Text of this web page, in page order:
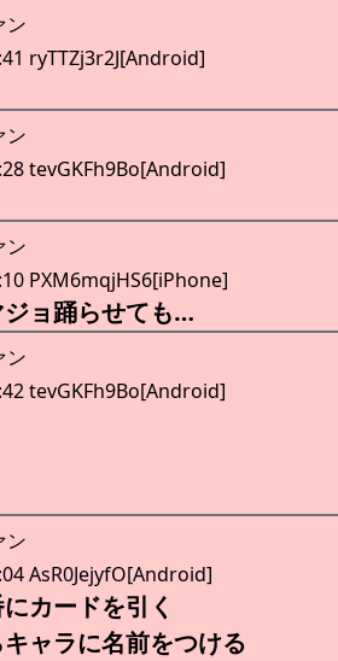
ン
ryTTZj3r2J[Android]
ン
tevGKFh9Bo[Android]
ン
PXM6mqjHS6[iPhone]
ョ踊らせても…
ン
tevGKFh9Bo[Android]
ン
AsR0JejyfO[Android]
カードを引く
ャラに名前をつける